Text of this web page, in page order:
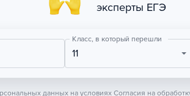
эксперты ЕГЭ
Класс, в который перешли
11
данных на условиях Согласия на